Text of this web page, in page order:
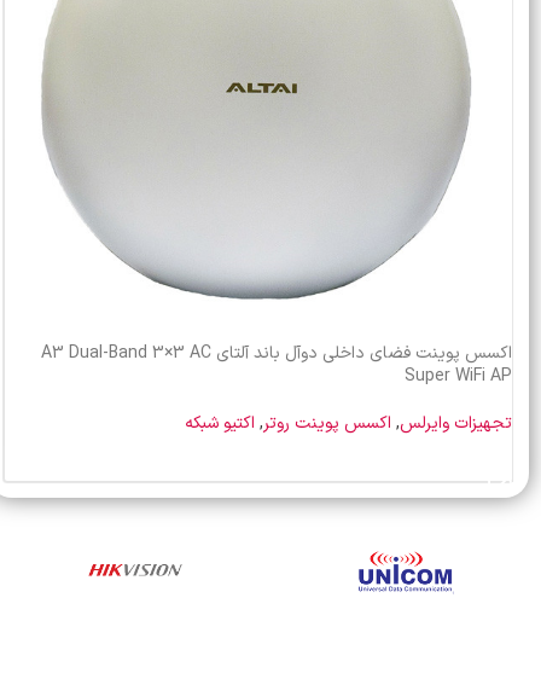
اکسس پوینت فضای داخلی دوآل باند آلتای A3 Dual-Band 3×3 AC
Super WiFi AP
تجهیزات وایرلس, اکسس پوینت روتر, اکتیو شبکه